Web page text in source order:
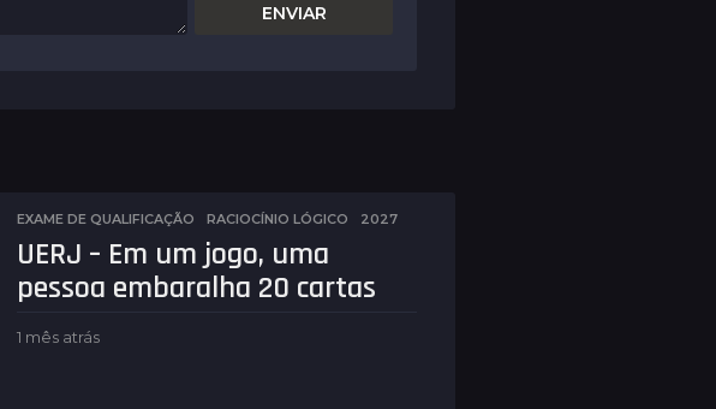
EXAME DE QUALIFICAÇÃO ,RACIOCÍNIO LÓGICO 2027
UERJ – Em um jogo, uma
pessoa embaralha 20 cartas
1 mês atrás